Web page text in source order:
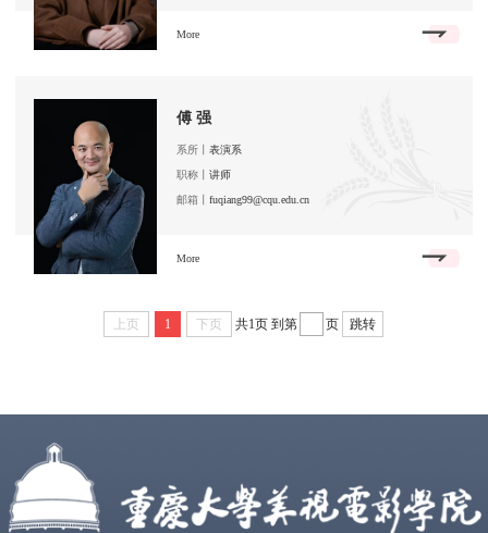
More
傅 强
系所丨表演系
职称丨讲师
邮箱丨fuqiang99@cqu.edu.cn
More
上页 1 下页 共1页 到第 页 跳转